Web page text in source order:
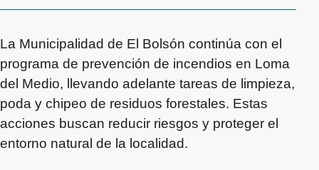
La Municipalidad de El Bolsón continúa con el
programa de prevención de incendios en Loma
del Medio, llevando adelante tareas de limpieza,
poda y chipeo de residuos forestales. Estas
acciones buscan reducir riesgos y proteger el
entorno natural de la localidad.